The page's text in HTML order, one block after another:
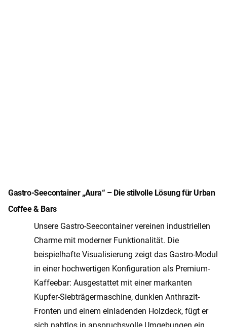
Gastro-Seecontainer „Aura“ – Die stilvolle Lösung für Urban
Coffee & Bars
Unsere Gastro-Seecontainer vereinen industriellen
Charme mit moderner Funktionalität. Die
beispielhafte Visualisierung zeigt das Gastro-Modul
in einer hochwertigen Konfiguration als Premium-
Kaffeebar: Ausgestattet mit einer markanten
Kupfer-Siebträgermaschine, dunklen Anthrazit-
Fronten und einem einladenden Holzdeck, fügt er